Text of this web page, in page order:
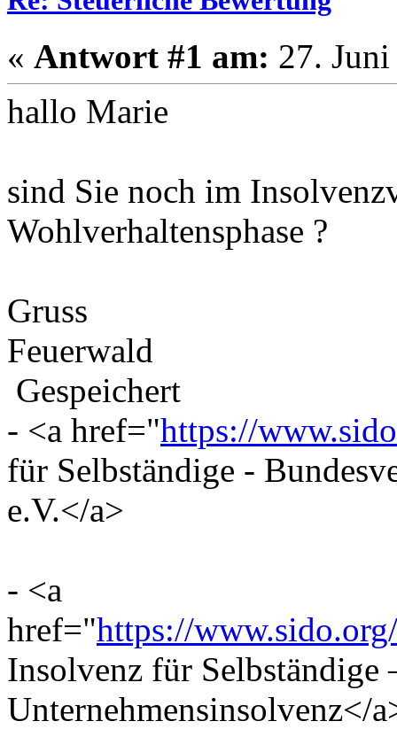
« Antwort #1 am: 27.
hallo Marie
sind Sie noch im
Wohlverhaltensphase ?
Gruss
Feuerwald
Gespeichert
- <a href="https://
für Selbständige -
e.V.</a>
- <a
href="https://
Insolvenz für Selbständige
Unternehmensinsolvenz</